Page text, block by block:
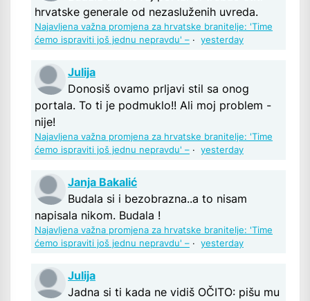
hrvatske generale od nezasluženih uvreda.
Najavljena važna promjena za hrvatske branitelje: 'Time
ćemo ispraviti još jednu nepravdu' – · yesterday
Julija
Donosiš ovamo prljavi stil sa onog
portala. To ti je podmuklo!! Ali moj problem -
nije!
Najavljena važna promjena za hrvatske branitelje: 'Time
ćemo ispraviti još jednu nepravdu' – · yesterday
Janja Bakalić
Budala si i bezobrazna..a to nisam
napisala nikom. Budala !
Najavljena važna promjena za hrvatske branitelje: 'Time
ćemo ispraviti još jednu nepravdu' – · yesterday
Julija
Jadna si ti kada ne vidiš OČITO: pišu mu